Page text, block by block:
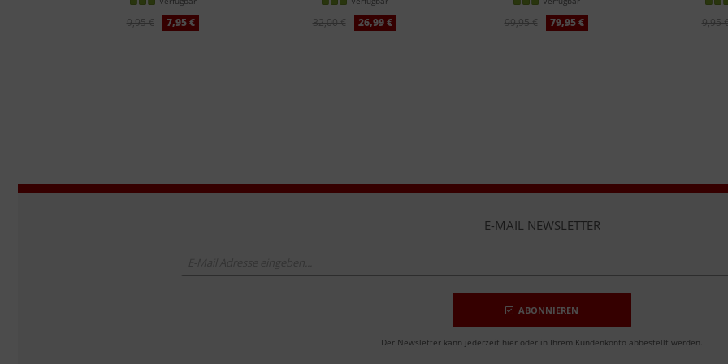
9,95 € 7,95 € 32,00 € 26,99 € 99,95 € 79,95 € 9,95 €
E-MAIL NEWSLETTER
ABONNIEREN
Der Newsletter kann jederzeit hier oder in Ihrem Kundenkonto abbestellt werden.